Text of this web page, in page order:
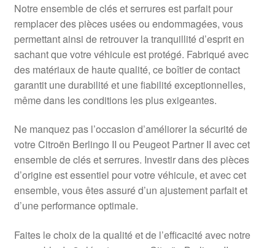
Plainte
Politique de confidentialité
Procédure de Réclamation
Notre ensemble de clés et serrures est parfait pour
remplacer des pièces usées ou endommagées, vous
permettant ainsi de retrouver la tranquillité d’esprit en
sachant que votre véhicule est protégé. Fabriqué avec
des matériaux de haute qualité, ce boîtier de contact
garantit une durabilité et une fiabilité exceptionnelles,
même dans les conditions les plus exigeantes.
Ne manquez pas l’occasion d’améliorer la sécurité de
votre Citroën Berlingo II ou Peugeot Partner II avec cet
ensemble de clés et serrures. Investir dans des pièces
d’origine est essentiel pour votre véhicule, et avec cet
ensemble, vous êtes assuré d’un ajustement parfait et
d’une performance optimale.
Faites le choix de la qualité et de l’efficacité avec notre